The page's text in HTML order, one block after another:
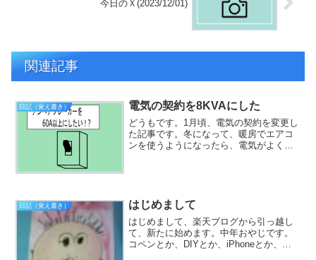
今日のＸ(2023/12/01)
関連記事
日記（覚え書き） 電気の契約を8KVAにした
どうもです。1月頃、電気の契約を変更し
た記事です。冬になって、暖房でエアコ
ンを使うようになったら、電気がよく落
日記（覚え書き） はじめまして
はじめまして、楽天ブログから引っ越し
て、新たに始めます。中年おやじです。
コペンとか、DIYとか、iPhoneとか、日